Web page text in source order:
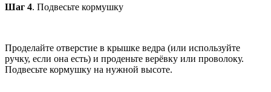
Шаг 4. Подвесьте кормушку
Проделайте отверстие в крышке ведра (или используйте
ручку, если она есть) и проденьте верёвку или проволоку.
Подвесьте кормушку на нужной высоте.